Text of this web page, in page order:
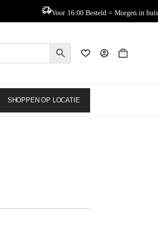
Voor 16:00 Besteld = Morgen in huis
SHOPPEN OP LOCATIE